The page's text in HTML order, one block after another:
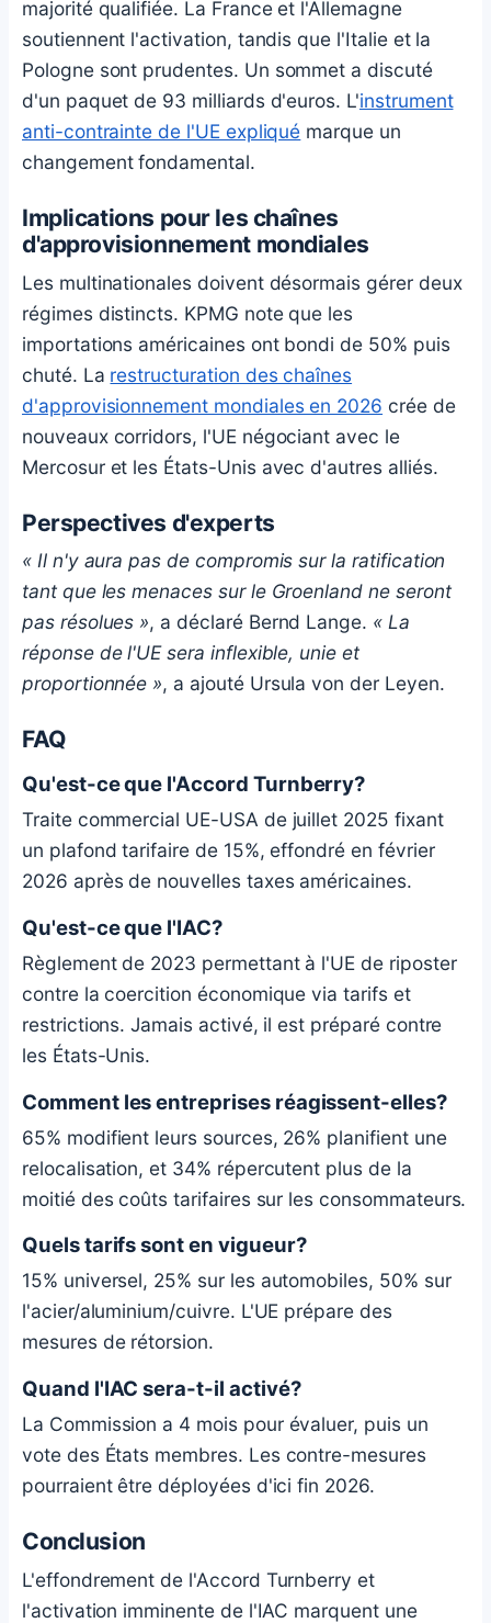
majorité qualifiée. La France et l'Allemagne
soutiennent l'activation, tandis que l'Italie et la
Pologne sont prudentes. Un sommet a discuté
d'un paquet de 93 milliards d'euros. L'instrument
anti-contrainte de l'UE expliqué marque un
changement fondamental.
Implications pour les chaînes
d'approvisionnement mondiales
Les multinationales doivent désormais gérer deux
régimes distincts. KPMG note que les
importations américaines ont bondi de 50% puis
chuté. La restructuration des chaînes
d'approvisionnement mondiales en 2026 crée de
nouveaux corridors, l'UE négociant avec le
Mercosur et les États-Unis avec d'autres alliés.
Perspectives d'experts
« Il n'y aura pas de compromis sur la ratification
tant que les menaces sur le Groenland ne seront
pas résolues », a déclaré Bernd Lange. « La
réponse de l'UE sera inflexible, unie et
proportionnée », a ajouté Ursula von der Leyen.
FAQ
Qu'est-ce que l'Accord Turnberry?
Traite commercial UE-USA de juillet 2025 fixant
un plafond tarifaire de 15%, effondré en février
2026 après de nouvelles taxes américaines.
Qu'est-ce que l'IAC?
Règlement de 2023 permettant à l'UE de riposter
contre la coercition économique via tarifs et
restrictions. Jamais activé, il est préparé contre
les États-Unis.
Comment les entreprises réagissent-elles?
65% modifient leurs sources, 26% planifient une
relocalisation, et 34% répercutent plus de la
moitié des coûts tarifaires sur les consommateurs.
Quels tarifs sont en vigueur?
15% universel, 25% sur les automobiles, 50% sur
l'acier/aluminium/cuivre. L'UE prépare des
mesures de rétorsion.
Quand l'IAC sera-t-il activé?
La Commission a 4 mois pour évaluer, puis un
vote des États membres. Les contre-mesures
pourraient être déployées d'ici fin 2026.
Conclusion
L'effondrement de l'Accord Turnberry et
l'activation imminente de l'IAC marquent une